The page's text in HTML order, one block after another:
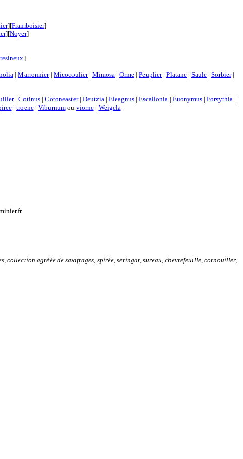
][Framboisier]
][Noyer]
]
| Marronnier| Micocoulier| Mimosa | Orme | Peuplier| Platane | Saule | Sorbier|
| Cotinus| Cotoneaster| Deutzia| Eleagnus | Escallonia| Euonymus| Forsythia|
| troene| Viburnumou viorne| Weigela
collection agréée de saxifrages, spirée, seringat, sureau, chevrefeuille, cornouiller,